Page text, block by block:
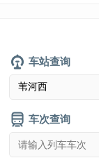
车站查询
车次查询